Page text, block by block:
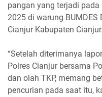
pangan yang terjadi
2025 di warung
Cianjur Kabupaten Cianjur.
“Setelah diterimanya
Polres Cianjur bersama
dan olah TKP, memang
pencurian pada saat itu,